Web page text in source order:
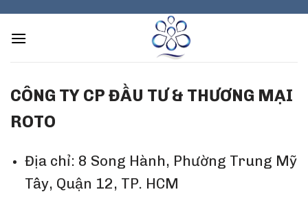
content
CÔNG TY CP ĐẦU TƯ & THƯƠNG MẠI
ROTO
Địa chỉ: 8 Song Hành, Phường Trung Mỹ
Tây, Quận 12, TP. HCM